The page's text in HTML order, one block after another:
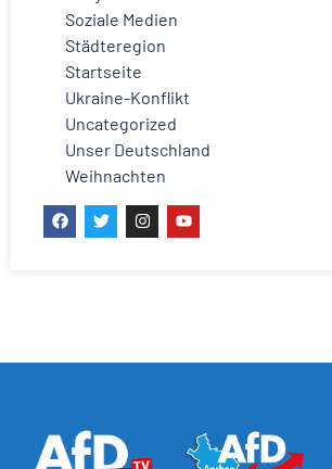
Soziale Medien
Städteregion
Startseite
Ukraine-Konflikt
Uncategorized
Unser Deutschland
Weihnachten